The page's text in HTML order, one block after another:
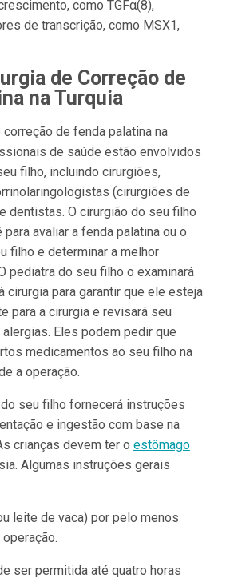
como TGFα(8),
de transcrição, como MSX1,
de Correção de
na Turquia
de fenda palatina na
de saúde estão envolvidos
filho, incluindo cirurgiões,
(cirurgiões de
dentistas. O cirurgião do seu filho
avaliar a fenda palatina ou o
filho e determinar a melhor
pediatra do seu filho o examinará
cirurgia para garantir que ele esteja
para a cirurgia e revisará seu
Eles podem pedir que
medicamentos ao seu filho na
a operação.
seu filho fornecerá instruções
e ingestão com base na
crianças devem ter o estômago
Algumas instruções gerais
leite de vaca) por pelo menos
ser permitida até quatro horas